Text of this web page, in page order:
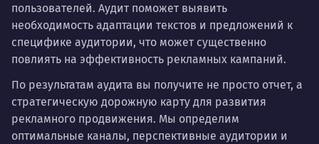
пользователей. Аудит поможет выявить
необходимость адаптации текстов и предложений к
специфике аудитории, что может существенно
повлиять на эффективность рекламных кампаний.
По результатам аудита вы получите не просто отчет, а
стратегическую дорожную карту для развития
рекламного продвижения. Мы определим
оптимальные каналы, перспективные аудитории и